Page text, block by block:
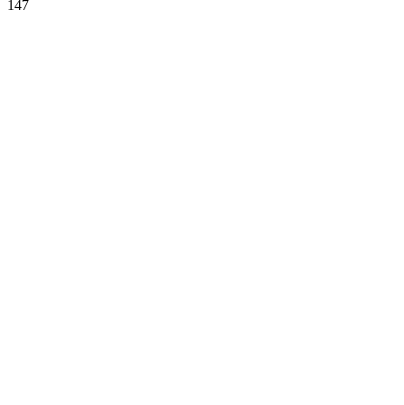
147